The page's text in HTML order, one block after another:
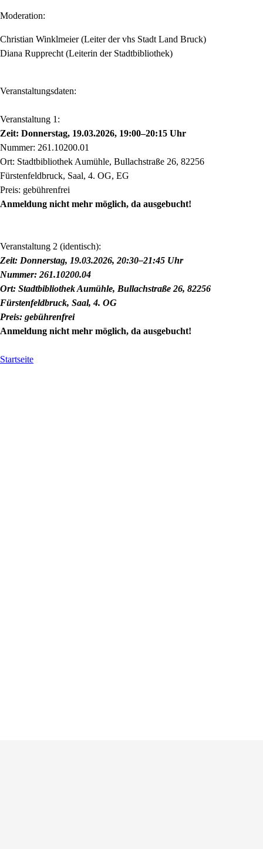
Moderation:
Christian Winklmeier (Leiter der vhs Stadt Land Bruck)
Diana Rupprecht (Leiterin der Stadtbibliothek)
Veranstaltungsdaten:
Veranstaltung 1:
Zeit: Donnerstag, 19.03.2026, 19:00–20:15 Uhr
Nummer: 261.10200.01
Ort: Stadtbibliothek Aumühle, Bullachstraße 26, 82256
Fürstenfeldbruck, Saal, 4. OG, EG
Preis: gebührenfrei
Anmeldung nicht mehr möglich, da ausgebucht!
Veranstaltung 2 (identisch):
Zeit: Donnerstag, 19.03.2026, 20:30–21:45 Uhr
Nummer: 261.10200.04
Ort: Stadtbibliothek Aumühle, Bullachstraße 26, 82256
Fürstenfeldbruck, Saal, 4. OG
Preis: gebührenfrei
Anmeldung nicht mehr möglich, da ausgebucht!
Startseite